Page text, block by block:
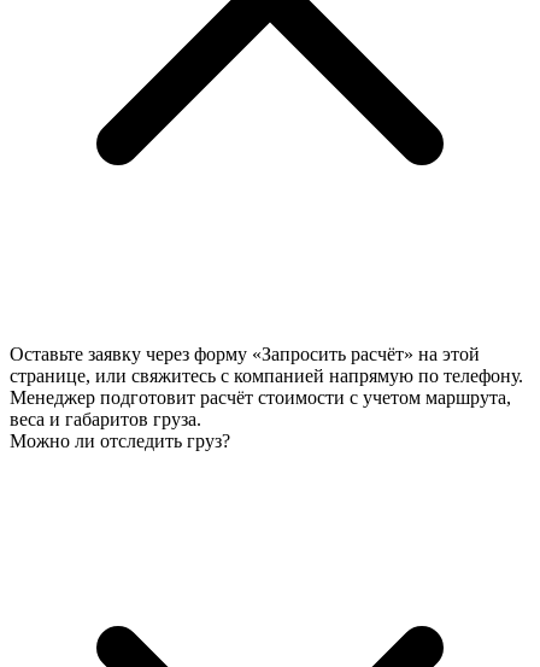
Оставьте заявку через форму «Запросить расчёт» на этой
странице, или свяжитесь с компанией напрямую по телефону.
Менеджер подготовит расчёт стоимости с учетом маршрута,
веса и габаритов груза.
Можно ли отследить груз?